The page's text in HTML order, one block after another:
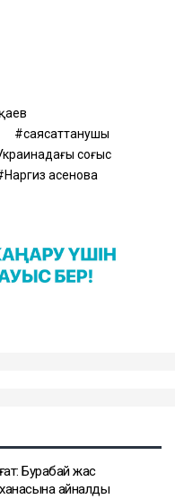
саясаттанушы
соғыс
Наргиз Қасенова
Бурабай жас
айналды